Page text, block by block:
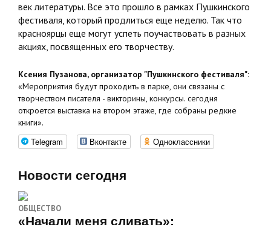
век литературы. Все это прошло в рамках Пушкинского
фестиваля, который продлиться еще неделю. Так что
красноярцы еще могут успеть поучаствовать в разных
акциях, посвященных его творчеству.
Ксения Пузанова, организатор "Пушкинского фестиваля":
«Мероприятия будут проходить в парке, они связаны с
творчеством писателя - викторины, конкурсы. сегодня
откроется выставка на втором этаже, где собраны редкие
книги».
Telegram Вконтакте Одноклассники
Новости сегодня
ОБЩЕСТВО
«Начали меня сливать»: